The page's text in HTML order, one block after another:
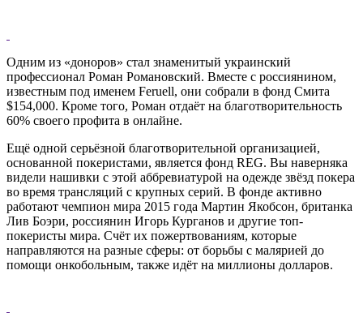
Одним из «доноров» стал знаменитый украинский
профессионал Роман Романовский. Вместе с россиянином,
известным под именем Feruell, они собрали в фонд Смита
$154,000. Кроме того, Роман отдаёт на благотворительность
60% своего профита в онлайне.
Ещё одной серьёзной благотворительной организацией,
основанной покеристами, является фонд REG. Вы наверняка
видели нашивки с этой аббревиатурой на одежде звёзд покера
во время трансляций с крупных серий. В фонде активно
работают чемпион мира 2015 года Мартин Якобсон, британка
Лив Боэри, россиянин Игорь Курганов и другие топ-
покеристы мира. Счёт их пожертвованиям, которые
направляются на разные сферы: от борьбы с малярией до
помощи онкобольным, также идёт на миллионы долларов.